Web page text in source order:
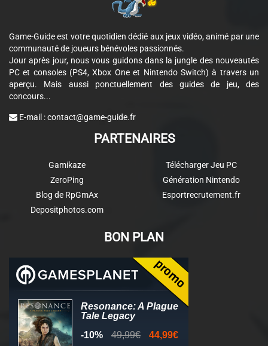
Game-Guide est votre quotidien dédié aux jeux vidéo, animé par une
communauté de joueurs bénévoles passionnés.
Jour après jour, nous vous guidons dans la jungle des nouveautés
PC et consoles (PS4, Xbox One et Nintendo Switch) à travers un
aperçu. Mais aussi ponctuellement des guides de jeu, des
concours...
E-mail :contact@game-guide.fr
PARTENAIRES
Gamikaze
ZeroPing
Blog de RpGmAx
Depositphotos.com
Télécharger Jeu PC
Génération Nintendo
Esportrecrutement.fr
BON PLAN